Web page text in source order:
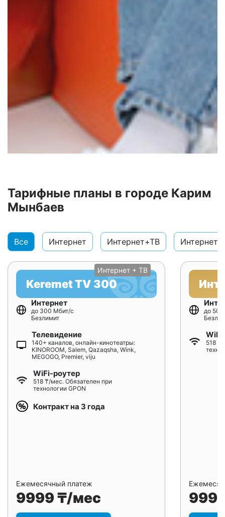
Тарифные планы в городе Карим
Мынбаев
Все Интернет Интернет+ТВ
Интернет + ТВ
Keremet TV 300
Интернет
до 300 Мбит/с
Безлимит
Телевидение
140+ каналов, онлайн-кинотеатры:
KINOROOM, Salem, Qazaqsha, Wink,
MEGOGO, Premier, viju
WiFi-роутер
518 ₸/мес. Обязателен при
технологии GPON
Контракт на 3 года
Ежемесячный платеж
9999 ₸/мес
до
518